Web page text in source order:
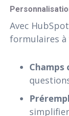
Avec
formulaires à
Champs